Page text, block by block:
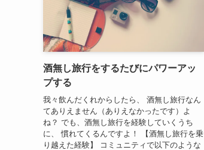
酒無し旅行をするたびにパワーアッ
プする
我々飲んだくれからしたら、 酒無し旅行なん
てありえません（ありえなかったです）よ
ね？ でも、酒無し旅行を経験していくうち
に、 慣れてくるんですよ！ 【酒無し旅行を乗
り越えた経験】 コミュニティで以下のような